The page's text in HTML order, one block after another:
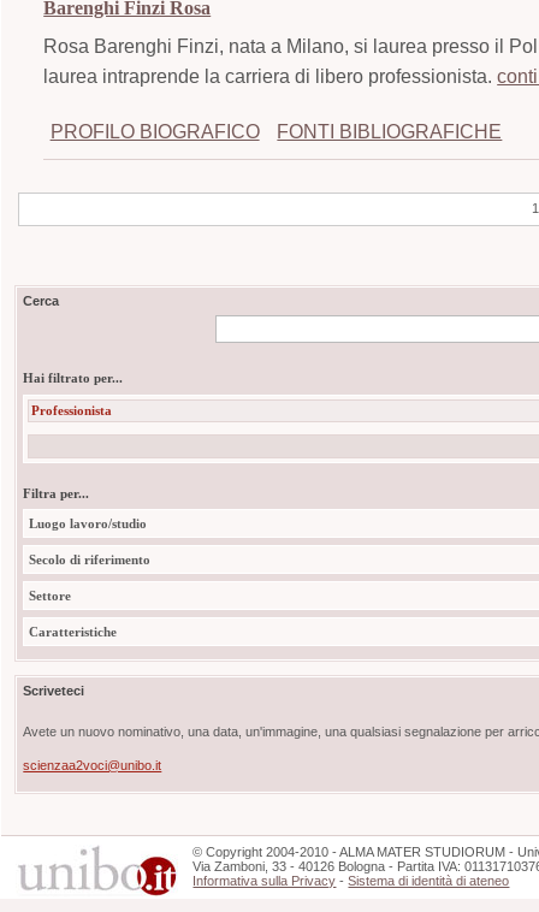
Barenghi Finzi Rosa
Rosa Barenghi Finzi, nata a Milano, si laurea presso il
laurea intraprende la carriera di libero professionista.
PROFILO BIOGRAFICO FONTI BIBLIOGRAFICHE
1
Cerca
Hai filtrato per...
Professionista
Filtra per...
Luogo lavoro/studio
Secolo di riferimento
Settore
Caratteristiche
Scriveteci
Avete un nuovo nominativo, una data, un'immagine, una qualsiasi segnalazione per
scienzaa2voci@unibo.it
©Copyright 2004-2010 - ALMA MATER STUDIORUM -
Via Zamboni, 33 - 40126 Bologna - Partita IVA:
Informativa sulla Privacy -Sistema di identità di ateneo